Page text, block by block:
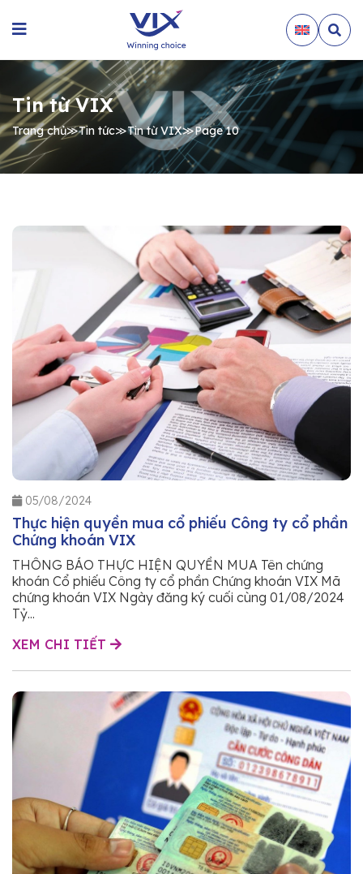
Tin từ VIX
Trang chủ≫Tin tức≫Tin từ VIX≫Page 10
05/08/2024
Thực hiện quyền mua cổ phiếu Công ty cổ phần
Chứng khoán VIX
THÔNG BÁO THỰC HIỆN QUYỀN MUA Tên chứng
khoán Cổ phiếu Công ty cổ phần Chứng khoán VIX Mã
chứng khoán VIX Ngày đăng ký cuối cùng 01/08/2024
Tỷ...
XEM CHI TIẾT